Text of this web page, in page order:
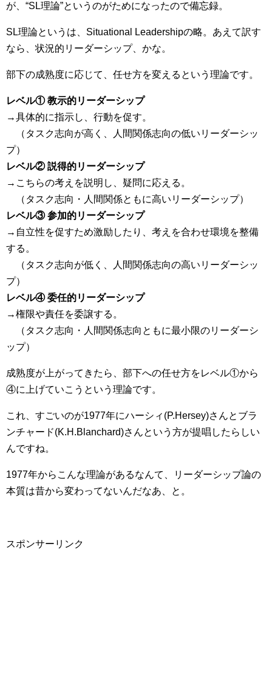
が、“SL理論”というのがためになったので備忘録。
SL理論というは、Situational Leadershipの略。あえて訳す
なら、状況的リーダーシップ、かな。
部下の成熟度に応じて、任せ方を変えるという理論です。
レベル① 教示的リーダーシップ
→具体的に指示し、行動を促す。
（タスク志向が高く、人間関係志向の低いリーダーシッ
プ）
レベル② 説得的リーダーシップ
→こちらの考えを説明し、疑問に応える。
（タスク志向・人間関係ともに高いリーダーシップ）
レベル③ 参加的リーダーシップ
→自立性を促すため激励したり、考えを合わせ環境を整備
する。
（タスク志向が低く、人間関係志向の高いリーダーシッ
プ）
レベル④ 委任的リーダーシップ
→権限や責任を委譲する。
（タスク志向・人間関係志向ともに最小限のリーダーシ
ップ）
成熟度が上がってきたら、部下への任せ方をレベル①から
④に上げていこうという理論です。
これ、すごいのが1977年にハーシィ(P.Hersey)さんとブラ
ンチャード(K.H.Blanchard)さんという方が提唱したらしい
んですね。
1977年からこんな理論があるなんて、リーダーシップ論の
本質は昔から変わってないんだなあ、と。
スポンサーリンク